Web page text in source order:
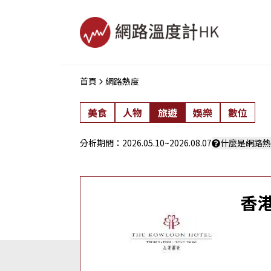
首頁 網路熱度
美食 人物 旅遊 娛樂 數位
分析期間： 2026.05.10~2026.08.07 什麼是網路
香